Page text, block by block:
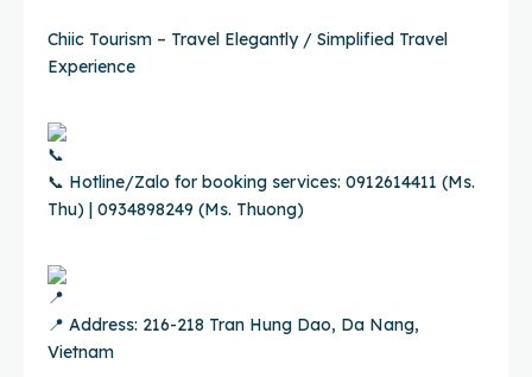
Chiic Tourism – Travel Elegantly / Simplified Travel
Experience
📞 Hotline/Zalo for booking services: 0912614411 (Ms.
Thu) | 0934898249 (Ms. Thuong)
📍 Address: 216-218 Tran Hung Dao, Da Nang,
Vietnam